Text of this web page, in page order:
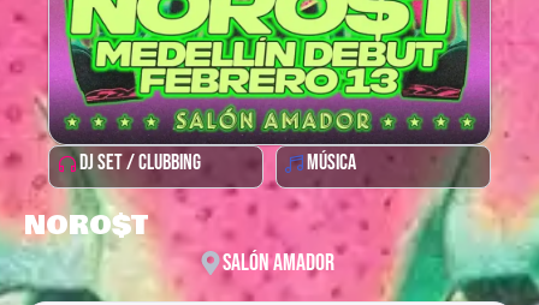
DJ SET / CLUBBING MÚSICA
NORO$T
SALÓN AMADOR